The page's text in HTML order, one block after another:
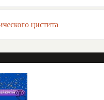
a
ni
ki
o
k
цистита